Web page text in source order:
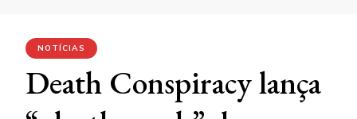
NOTÍCIAS
Death Conspiracy lança